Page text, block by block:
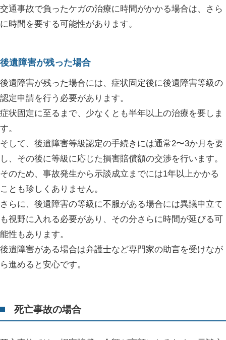
交通事故で負ったケガの治療に時間がかかる場合は、さら
に時間を要する可能性があります。
後遺障害が残った場合
後遺障害が残った場合には、症状固定後に後遺障害等級の
認定申請を行う必要があります。
症状固定に至るまで、少なくとも半年以上の治療を要しま
す。
そして、後遺障害等級認定の手続きには通常2〜3か月を要
し、その後に等級に応じた損害賠償額の交渉を行います。
そのため、事故発生から示談成立までには1年以上かかる
ことも珍しくありません。
さらに、後遺障害の等級に不服がある場合には異議申立て
も視野に入れる必要があり、その分さらに時間が延びる可
能性もあります。
後遺障害がある場合は弁護士など専門家の助言を受けなが
ら進めると安心です。
死亡事故の場合